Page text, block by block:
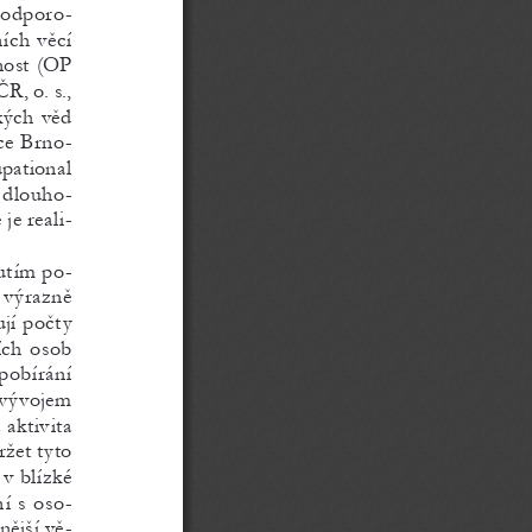
-
věcí
(oP
, o. s.,
věd
Brno-
je reali-
po
-
počty
osob
aktivita
tyto
v blízké
s oso-
vě-